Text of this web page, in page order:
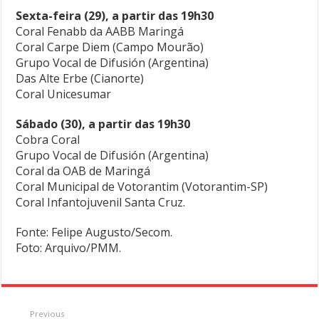
Sexta-feira (29), a partir das 19h30
Coral Fenabb da AABB Maringá
Coral Carpe Diem (Campo Mourão)
Grupo Vocal de Difusión (Argentina)
Das Alte Erbe (Cianorte)
Coral Unicesumar
Sábado (30), a partir das 19h30
Cobra Coral
Grupo Vocal de Difusión (Argentina)
Coral da OAB de Maringá
Coral Municipal de Votorantim (Votorantim-SP)
Coral Infantojuvenil Santa Cruz.
Fonte: Felipe Augusto/Secom.
Foto: Arquivo/PMM.
Previous